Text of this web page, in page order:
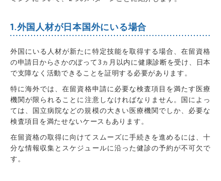
1.外国人材が日本国外にいる場合
外国にいる人材が新たに特定技能を取得する場合、在留資格
の申請日からさかのぼって3ヵ月以内に健康診断を受け、日本
で支障なく活動できることを証明する必要があります。
特に海外では、在留資格申請に必要な検査項目を満たす医療
機関が限られる ことに注意しなければなりません。
国によっ
ては、国立病院などの規模の大きい医療機関でしか、必要な
検査項目を満たせないケースもあります。
在留資格の取得に向けてスムーズに手続きを進めるには、十
分な情報収集とスケジュールに沿った健診の予約が不可欠 で
す。